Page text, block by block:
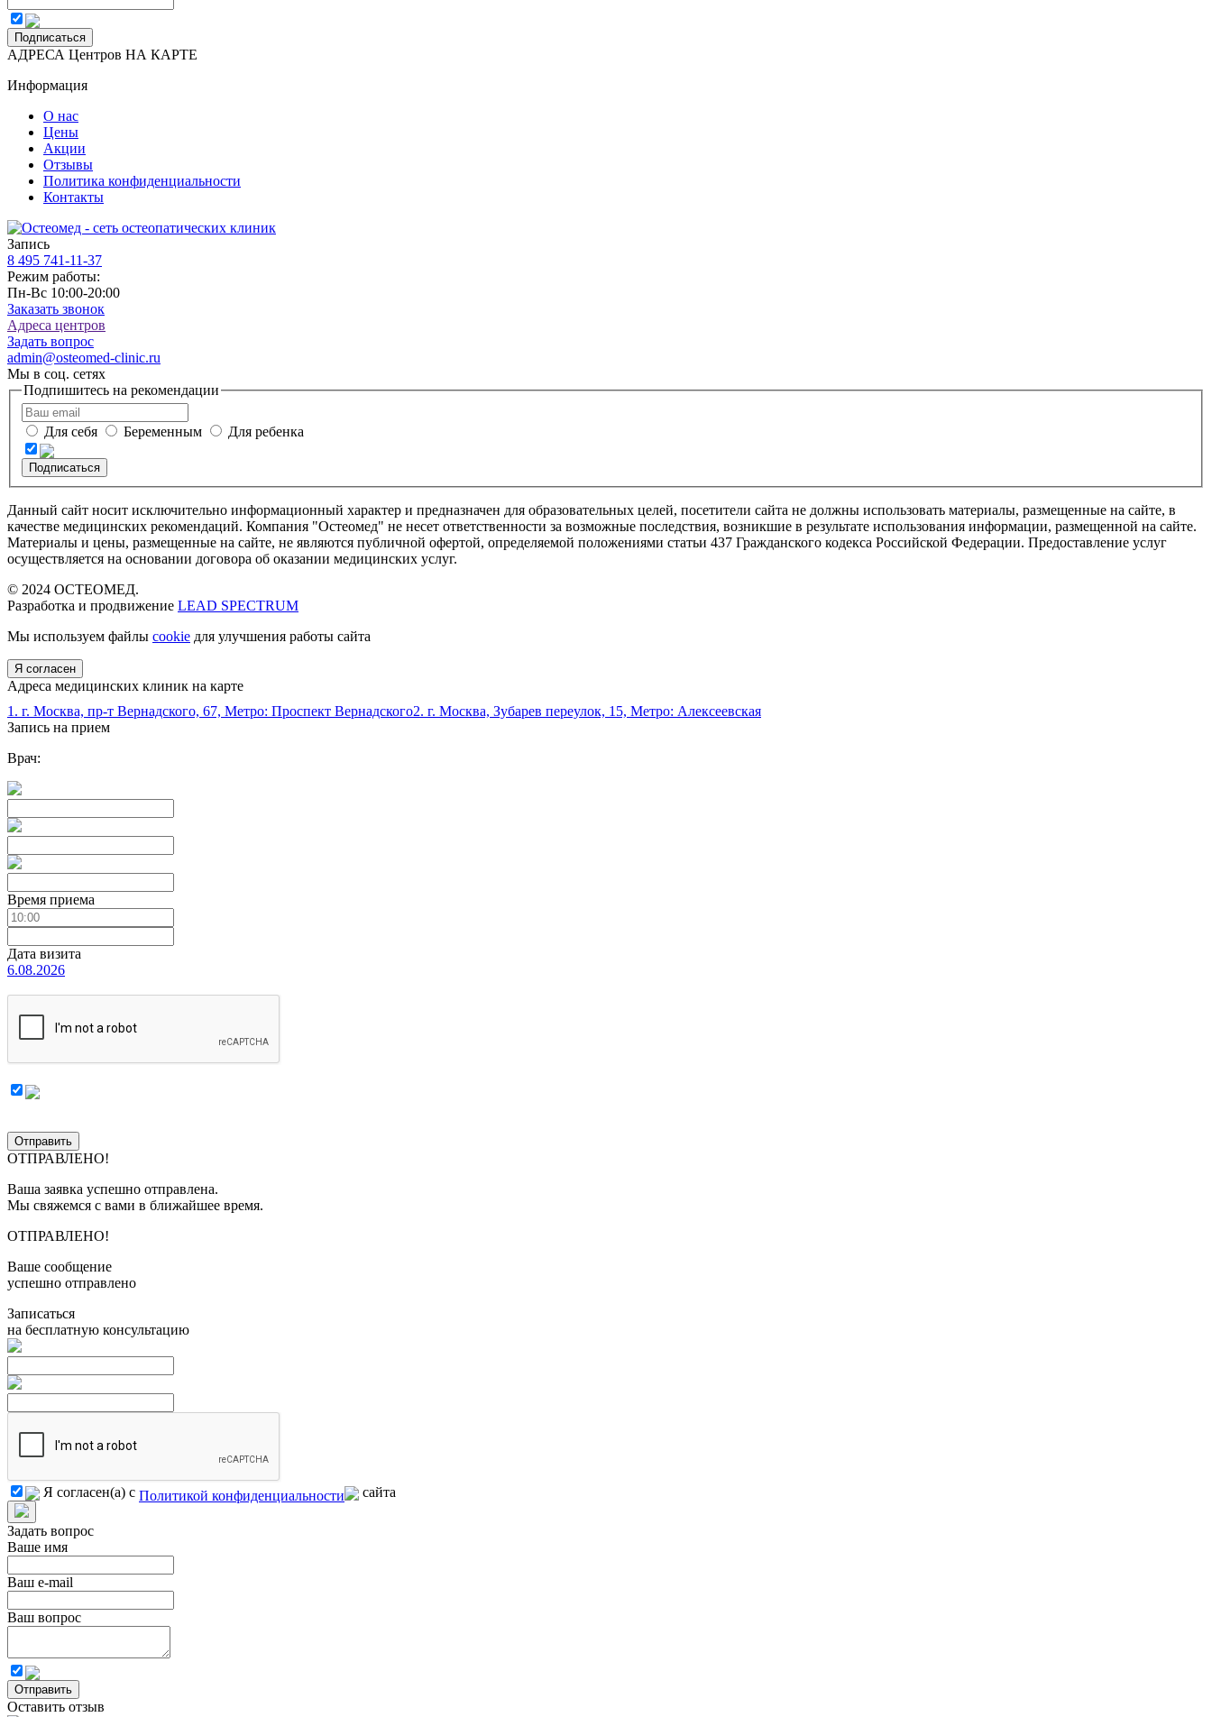
Подписаться
АДРЕСА Центров НА КАРТЕ
Информация
О нас
Цены
Акции
Отзывы
Политика конфиденциальности
Контакты
Запись
8 495 741-11-37
Режим работы:
Пн-Вс 10:00-20:00
Заказать звонок
Адреса центров
Задать вопрос
admin@osteomed-clinic.ru
Мы в соц. сетях
Подпишитесь на рекомендации
Для себя Беременным Для ребенка
Подписаться
Данный сайт носит исключительно информационный характер и предназначен для образовательных целей, посетители сайта не должны использовать материалы, размещенные на сайте, в
качестве медицинских рекомендаций. Компания "Остеомед" не несет ответственности за возможные последствия, возникшие в результате использования информации, размещенной на сайте.
Материалы и цены, размещенные на сайте, не являются публичной офертой, определяемой положениями статьи 437 Гражданского кодекса Российской Федерации. Предоставление услуг
осуществляется на основании договора об оказании медицинских услуг.
© 2024 ОСТЕОМЕД.
Разработка и продвижение LEAD SPECTRUM
Мы используем файлы cookie для улучшения работы сайта
Я согласен
Адреса медицинских клиник на карте
1. г. Москва, пр-т Вернадского, 67, Метро: Проспект Вернадского2. г. Москва, Зубарев переулок, 15, Метро: Алексеевская
Запись на прием
Врач:
Время приема
Дата визита
6.08.2026
Отправить
ОТПРАВЛЕНО!
Ваша заявка успешно отправлена.
Мы свяжемся с вами в ближайшее время.
ОТПРАВЛЕНО!
Ваше сообщение
успешно отправлено
Записаться
на бесплатную консультацию
Я согласен(а) с Политикой конфиденциальности сайта
Задать вопрос
Ваше имя
Ваш e-mail
Ваш вопрос
Отправить
Оставить отзыв